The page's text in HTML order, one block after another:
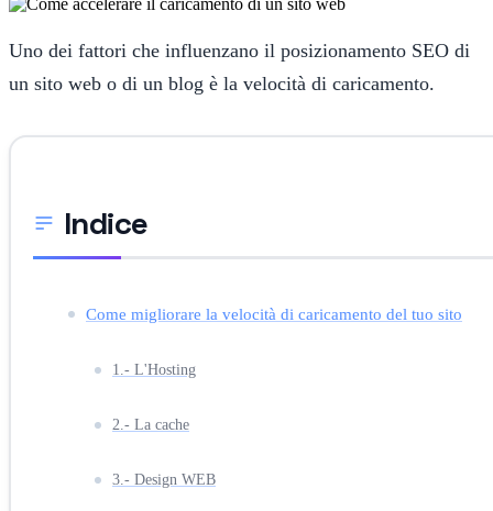
Uno dei fattori che influenzano il posizionamento SEO di
un sito web o di un blog è la velocità di caricamento.
Indice
Come migliorare la velocità di caricamento del tuo sito
1.- L'Hosting
2.- La cache
3.- Design WEB